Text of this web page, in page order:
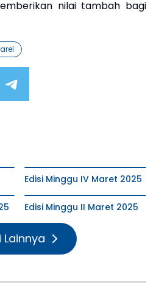
nilai tambah bagi
Edisi Minggu IV Maret 2025
Edisi Minggu II Maret 2025
Lainnya